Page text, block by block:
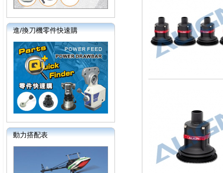
進/換刀機零件快速購
動力搭配表